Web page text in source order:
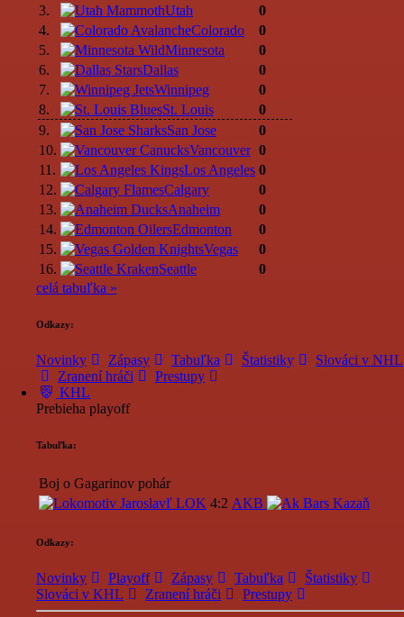
3.
Utah
0
4.
Colorado
0
5.
Minnesota
0
6.
Dallas
0
7.
Winnipeg
0
8.
St. Louis
0
9.
San Jose
0
10.
Vancouver 0
11.
Los Angeles 0
12.
Calgary
0
13.
Anaheim
0
14.
Edmonton
0
15.
Vegas
0
16.
Seattle
0
celá tabuľka »
Odkazy:
Novinky Zápasy Tabuľka Štatistiky
Slováci v NHL
Zranení hráči
Prestupy
KHL
Prebieha playoff
Tabuľka:
Boj o Gagarinov pohár
LOK 4:2 AKB
Odkazy:
Novinky Playoff Zápasy Tabuľka
Štatistiky
Slováci v KHL
Zranení hráči Prestupy